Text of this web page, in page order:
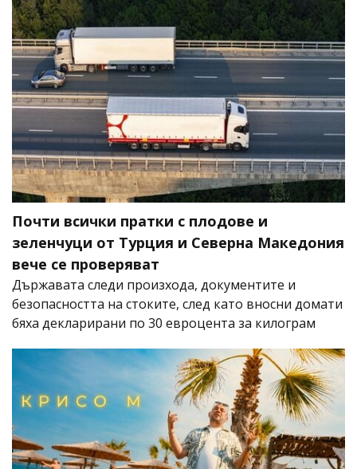
Почти всички пратки с плодове и
зеленчуци от Турция и Северна Македония
вече се проверяват
Държавата следи произхода, документите и
безопасността на стоките, след като вносни домати
бяха декларирани по 30 евроцента за килограм